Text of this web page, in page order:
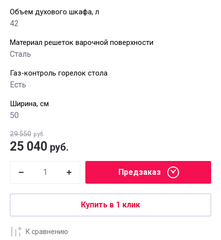
Объем духового шкафа, л
42
Материал решеток варочной поверхности
Сталь
Газ-контроль горелок стола
Есть
Ширина, см
50
29 550 руб.
25 040 руб.
Предзаказ
Купить в 1 клик
К сравнению